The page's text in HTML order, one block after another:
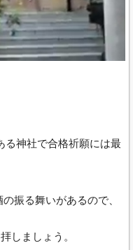
る神社で合格祈願には最
振る舞いがあるので、
しましょう。